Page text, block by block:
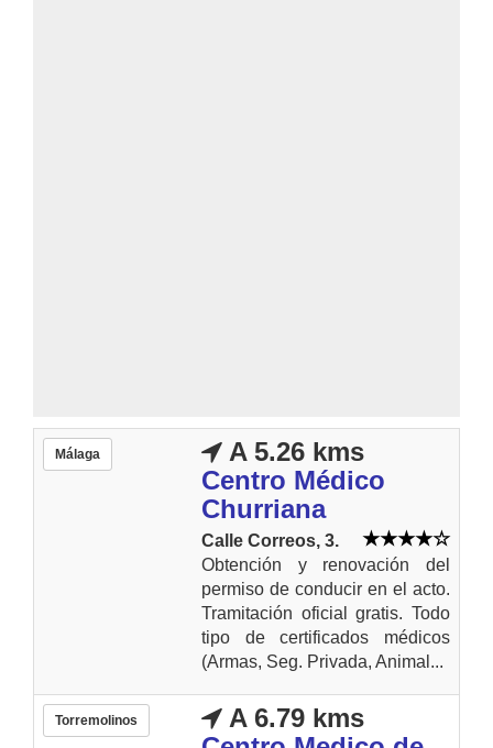
Málaga
A 5.26 kms
Centro Médico
Churriana
Calle Correos, 3.
Obtención y renovación del
permiso de conducir en el acto.
Tramitación oficial gratis. Todo
tipo de certificados médicos
(Armas, Seg. Privada, Animal...
Torremolinos
A 6.79 kms